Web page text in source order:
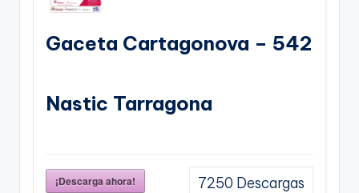
Gaceta Cartagonova – 542
Nastic Tarragona
¡Descarga ahora! 7250 Descargas